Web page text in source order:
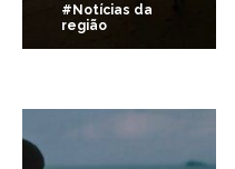
#Notícias da
região